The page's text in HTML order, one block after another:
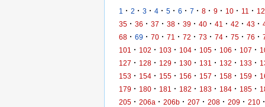
1 · 2 · 3 · 4 · 5 · 6 · 7 · 8 · 9 · 10 · 11 · 12
35 · 36 · 37 · 38 · 39 · 40 · 41 · 42 · 43 ·
68 · 69 · 70 · 71 · 72 · 73 · 74 · 75 · 76 ·
101
· 102 · 103 · 104 · 105 · 106 · 107 ·
127 · 128 · 129 · 130 · 131 · 132 · 133 ·
153 · 154 · 155 · 156 · 157 · 158 · 159 ·
179 · 180 · 181 · 182 · 183 · 184 · 185 ·
205 · 206a · 206b · 207 · 208 · 209 · 210 ·